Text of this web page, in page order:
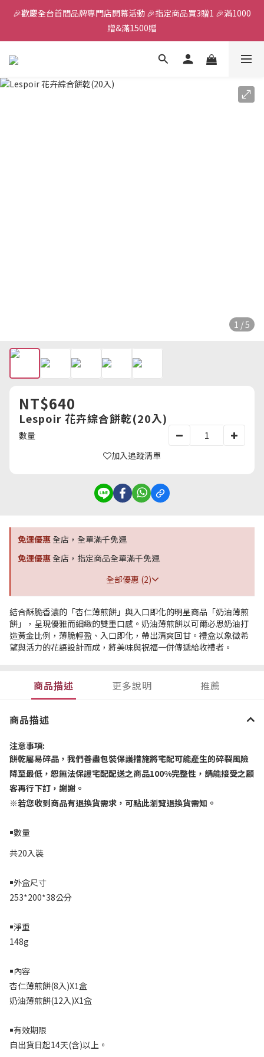
全館滿千免運
🎉歡慶全台首間品牌專門店開幕活動 🎉指定商品買3贈1 🎉滿1000
贈&滿1500贈
✨首加入會員獲得200元購物金✨生日禮金300元
1 / 5
NT$640
Lespoir 花卉綜合餅乾(20入)
數量
加入追蹤清單
免運優惠全店，全單滿千免運
免運優惠全店，指定商品全單滿千免運
全部優惠 (2)
結合酥脆香濃的「杏仁薄煎餅」與入口即化的明星商品「奶油薄煎
餅」，呈現優雅而細緻的雙重口感。奶油薄煎餅以可爾必思奶油打
造黃金比例，薄脆輕盈、入口即化，帶出清爽回甘。禮盒以象徵希
望與活力的花語設計而成，將美味與祝福一併傳遞給收禮者。
商品描述 更多說明 推薦
商品描述
注意事項:
餅乾屬易碎品，我們善盡包裝保護措施將宅配可能產生的碎裂風險
降至最低，恕無法保證宅配配送之商品100%完整性，請能接受之顧
客再行下訂，謝謝。
※若您收到商品有退換貨需求，可點此瀏覽退換貨需知。
￭數量
共20入裝
￭外盒尺寸
253*200*38公分
￭淨重
148g
￭內容
杏仁薄煎餅(8入)X1盒
奶油薄煎餅(12入)X1盒
￭有效期限
自出貨日起14天(含)以上。